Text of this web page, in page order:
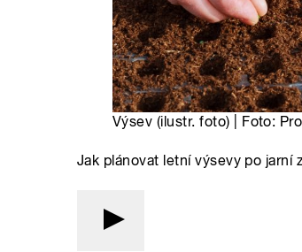
Výsev (ilustr. foto) | Foto:
Jak plánovat letní výsevy po jarní